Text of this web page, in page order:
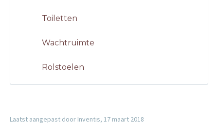
Toiletten
Wachtruimte
Rolstoelen
Laatst aangepast door Inventis, 17 maart 2018